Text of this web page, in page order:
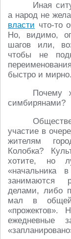
Иная
а народ не
власти что-то
Но, видимо,
шагов или,
чтобы не
быстро и мирно.
Почему
симбирянами?
участие в
жителям
Колобка?
хотите, но
«начальника
занимаются
делами, либо
мал в общей
ежедневные